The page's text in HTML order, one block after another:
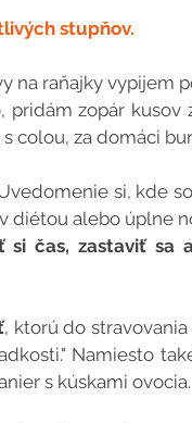
stupňov.
na raňajky vypijem
zopár
colou, za domáci
si, kde
diétou alebo úplne
si čas, zastaviť sa
, ktorú do
Namiesto
s kúskami ovocia.